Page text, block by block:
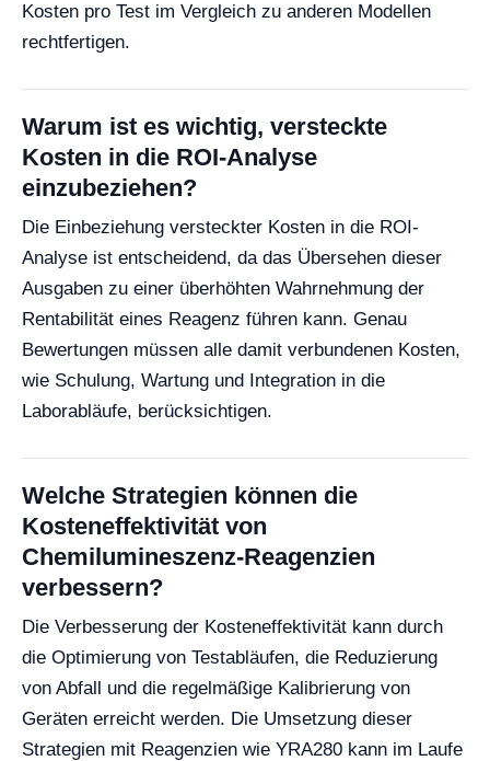
Kosten pro Test im Vergleich zu anderen Modellen
rechtfertigen.
Warum ist es wichtig, versteckte
Kosten in die ROI-Analyse
einzubeziehen?
Die Einbeziehung versteckter Kosten in die ROI-
Analyse ist entscheidend, da das Übersehen dieser
Ausgaben zu einer überhöhten Wahrnehmung der
Rentabilität eines Reagenz führen kann. Genau
Bewertungen müssen alle damit verbundenen Kosten,
wie Schulung, Wartung und Integration in die
Laborabläufe, berücksichtigen.
Welche Strategien können die
Kosteneffektivität von
Chemilumineszenz-Reagenzien
verbessern?
Die Verbesserung der Kosteneffektivität kann durch
die Optimierung von Testabläufen, die Reduzierung
von Abfall und die regelmäßige Kalibrierung von
Geräten erreicht werden. Die Umsetzung dieser
Strategien mit Reagenzien wie YRA280 kann im Laufe